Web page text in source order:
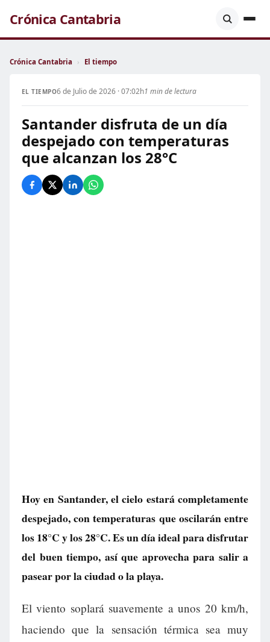
Crónica Cantabria
Crónica Cantabria › El tiempo
EL TIEMPO6 de Julio de 2026 · 07:02h1 min de lectura
Santander disfruta de un día
despejado con temperaturas
que alcanzan los 28°C
Hoy en Santander, el cielo estará completamente
despejado, con temperaturas que oscilarán entre
los 18°C y los 28°C. Es un día ideal para disfrutar
del buen tiempo, así que aprovecha para salir a
pasear por la ciudad o la playa.
El viento soplará suavemente a unos 20 km/h,
haciendo que la sensación térmica sea muy